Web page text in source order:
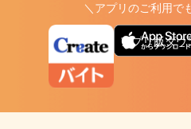
＼アプリのご利用で
アプリ版ダウ